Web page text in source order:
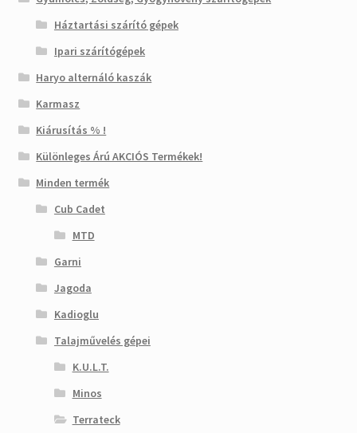
Háztartási szárító gépek
Ipari szárítógépek
Haryo alternáló kaszák
Karmasz
Kiárusítás % !
Különleges Árú AKCIÓS Termékek!
Minden termék
Cub Cadet
MTD
Garni
Jagoda
Kadioglu
Talajművelés gépei
K.U.L.T.
Minos
Terrateck